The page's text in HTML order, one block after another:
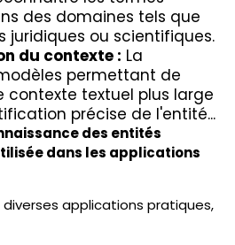
des domaines tels que
juridiques ou scientifiques.
du contexte : La
permettant de
contexte textuel plus large
précise de l'entité...
des entités
dans les applications
diverses applications pratiques,